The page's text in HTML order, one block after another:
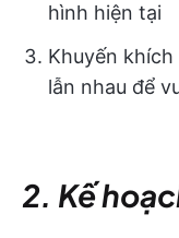
hình hiện tại
Khuyến
lẫn nhau để
2. Kế